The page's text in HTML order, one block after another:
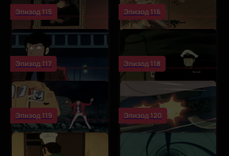
Эпизод 115 Эпизод 116
Эпизод 117 Эпизод 118
Эпизод 119 Эпизод 120